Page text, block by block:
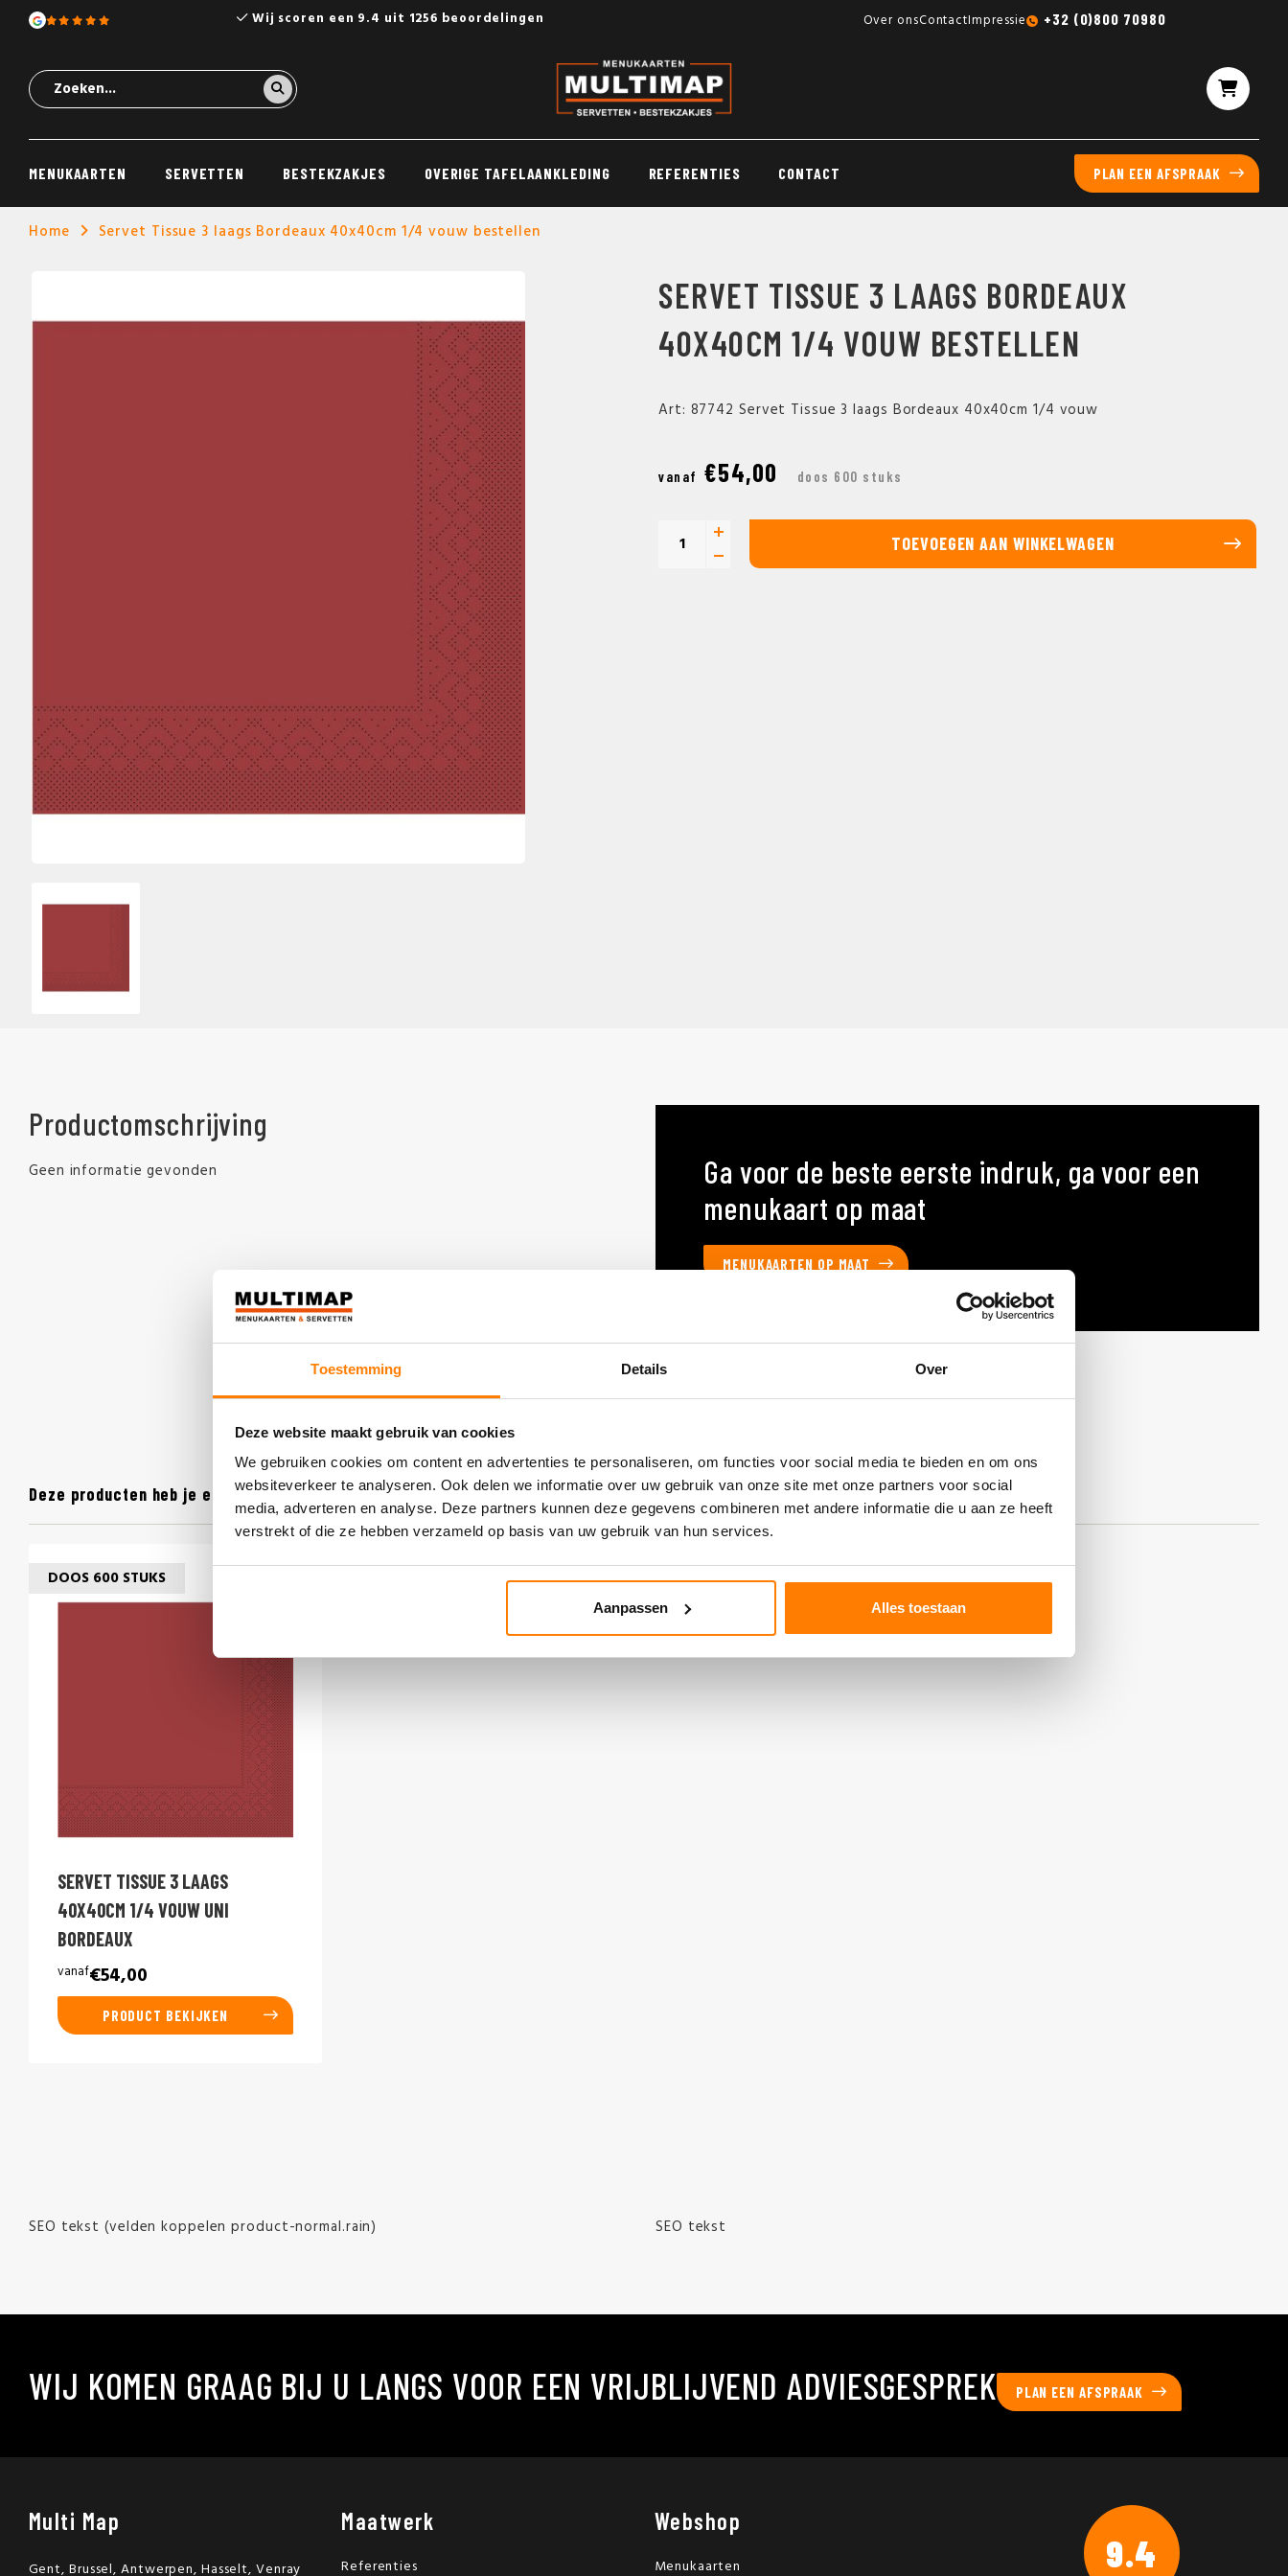
Toestemming Details Over
Deze website maakt gebruik van cookies
We gebruiken cookies om content en advertenties te personaliseren, om functies voor social media te bieden en om ons
websiteverkeer te analyseren. Ook delen we informatie over uw gebruik van onze site met onze partners voor social
media, adverteren en analyse. Deze partners kunnen deze gegevens combineren met andere informatie die u aan ze heeft
verstrekt of die ze hebben verzameld op basis van uw gebruik van hun services.
Aanpassen Alles toestaan
Wij scoren een 9.4 uit 1256 beoordelingen Gratis sampleboxen mogelijk
Over onsContactImpressie +32 (0)800 70980
MENUKAARTEN SERVETTEN BESTEKZAKJES OVERIGE TAFELAANKLEDING REFERENTIES CONTACT PLAN EEN AFSPRAAK
Home Servet Tissue 3 laags Bordeaux 40x40cm 1/4 vouw bestellen
SERVET TISSUE 3 LAAGS BORDEAUX
40X40CM 1/4 VOUW BESTELLEN
Art: 87742 Servet Tissue 3 laags Bordeaux 40x40cm 1/4 vouw
vanaf €54,00 doos 600 stuks
TOEVOEGEN AAN WINKELWAGEN
Productomschrijving
Geen informatie gevonden
Ga voor de beste eerste indruk, ga voor een
menukaart op maat
MENUKAARTEN OP MAAT
Deze producten heb je eerder bekeken
DOOS 600 STUKS
SERVET TISSUE 3 LAAGS
40X40CM 1/4 VOUW UNI
BORDEAUX
vanaf€54,00
PRODUCT BEKIJKEN
SEO tekst (velden koppelen product-normal.rain) SEO tekst
WIJ KOMEN GRAAG BIJ U LANGS VOOR EEN VRIJBLIJVEND ADVIESGESPREK PLAN EEN AFSPRAAK
Multi Map
Gent, Brussel, Antwerpen, Hasselt, Venray
Maatwerk
Referenties
Webshop
Menukaarten 9.4